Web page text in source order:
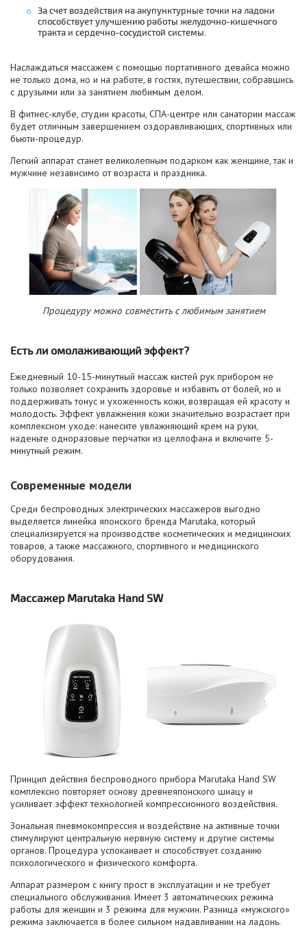
За счет воздействия на акупунктурные точки на ладони
способствует улучшению работы желудочно-кишечного
тракта и сердечно-сосудистой системы.
Наслаждаться массажем с помощью портативного девайса можно
не только дома, но и на работе, в гостях, путешествии, собравшись
с друзьями или за занятием любимым делом.
В фитнес-клубе, студии красоты, СПА-центре или санатории массаж
будет отличным завершением оздоравливающих, спортивных или
бьюти-процедур.
Легкий аппарат станет великолепным подарком как женщине, так и
мужчине независимо от возраста и праздника.
Процедуру можно совместить с любимым занятием
Есть ли омолаживающий эффект?
Ежедневный 10-15-минутный массаж кистей рук прибором не
только позволяет сохранить здоровье и избавить от болей, но и
поддерживать тонус и ухоженность кожи, возвращая ей красоту и
молодость. Эффект увлажнения кожи значительно возрастает при
комплексном уходе: нанесите увлажняющий крем на руки,
наденьте одноразовые перчатки из целлофана и включите 5-
минутный режим.
Современные модели
Среди беспроводных электрических массажеров выгодно
выделяется линейка японского бренда Marutaka, который
специализируется на производстве косметических и медицинских
товаров, а также массажного, спортивного и медицинского
оборудования.
Массажер Marutaka Hand SW
Принцип действия беспроводного прибора Marutaka Hand SW
комплексно повторяет основу древнеяпонского шиацу и
усиливает эффект технологией компрессионного воздействия.
Зональная пневмокомпрессия и воздействие на активные точки
стимулируют центральную нервную систему и другие системы
органов. Процедура успокаивает и способствует созданию
психологического и физического комфорта.
Аппарат размером с книгу прост в эксплуатации и не требует
специального обслуживания. Имеет 3 автоматических режима
работы для женщин и 3 режима для мужчин. Разница «мужского»
режима заключается в более сильном надавливании на ладонь.